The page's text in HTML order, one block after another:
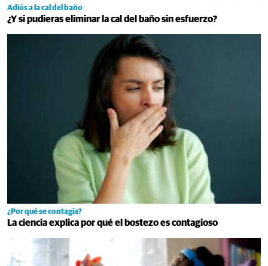
Adiós a la cal del baño
¿Y si pudieras eliminar la cal del baño sin esfuerzo?
¿Por qué se contagia?
La ciencia explica por qué el bostezo es contagioso